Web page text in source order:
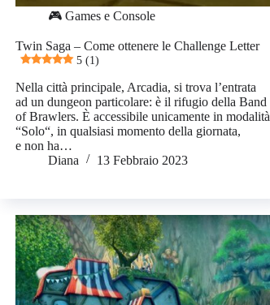
🎮 Games e Console
Twin Saga – Come ottenere le Challenge Letter
5 (1)
Nella città principale, Arcadia, si trova l’entrata
ad un dungeon particolare: è il rifugio della Band
of Brawlers. È accessibile unicamente in modalità
“Solo“, in qualsiasi momento della giornata,
e non ha…
Diana
13 Febbraio 2023